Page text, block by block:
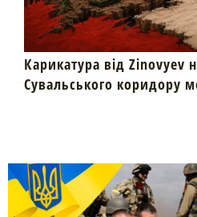
Карикатура від Zinovyev
Сувальського коридору